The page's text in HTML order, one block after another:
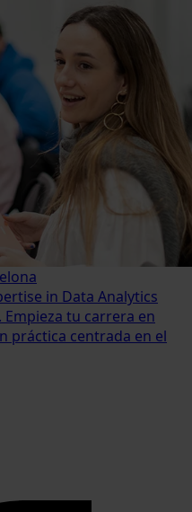
in Data Analytics
tu carrera en
práctica centrada en el